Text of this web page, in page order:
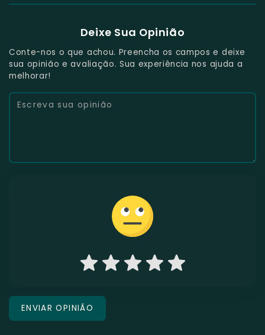
Deixe Sua Opinião
Conte-nos o que achou. Preencha os campos e deixe
sua opinião e avaliação. Sua experiência nos ajuda a
melhorar!